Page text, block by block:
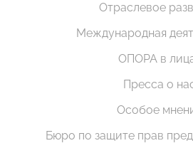
Отраслевое
Международная
ОПОРА в
Пресса о
Особое
Бюро по защите прав